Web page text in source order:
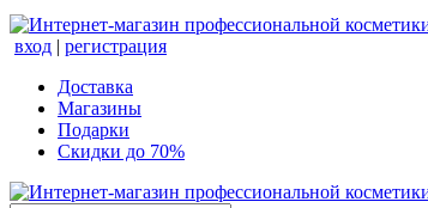
вход | регистрация
Доставка
Магазины
Подарки
Скидки до 70%